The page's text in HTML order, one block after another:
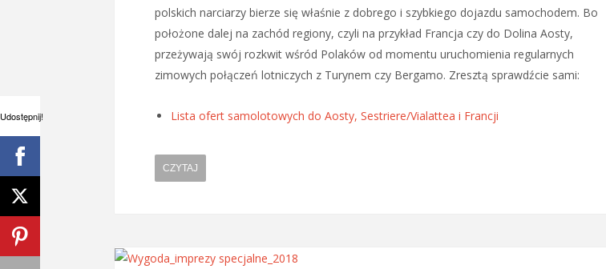
polskich narciarzy bierze się właśnie z dobrego i szybkiego dojazdu samochodem. Bo
położone dalej na zachód regiony, czyli na przykład Francja czy do Dolina Aosty,
przeżywają swój rozkwit wśród Polaków od momentu uruchomienia regularnych
zimowych połączeń lotniczych z Turynem czy Bergamo. Zresztą sprawdźcie sami:
Lista ofert samolotowych do Aosty, Sestriere/Vialattea i Francji
CZYTAJ
Udostępnij!